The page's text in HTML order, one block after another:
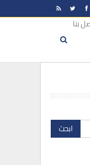
بنا